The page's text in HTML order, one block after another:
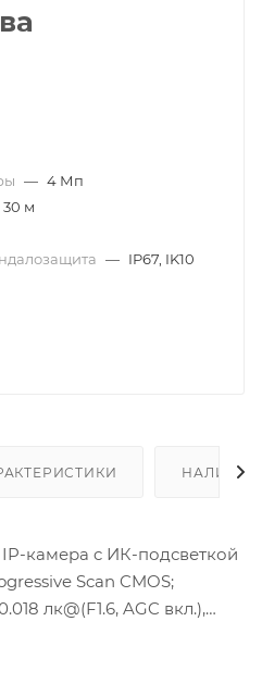
— 4 Мп
30 м
— IP67, IK10
НАЛИЧИЕ
камера c ИК-подсветкой
Scan CMOS;
лк@(F1.6, AGC вкл.),